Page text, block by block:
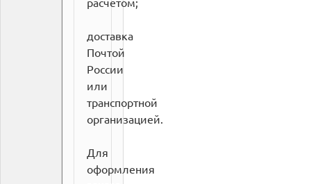
расчетом;
доставка
Почтой
России
или
транспортной
организацией.
Для
оформления